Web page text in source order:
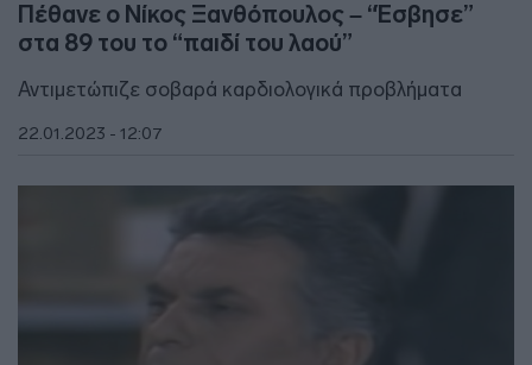
Πέθανε ο Νίκος Ξανθόπουλος – “Έσβησε”
στα 89 του το “παιδί του λαού”
Αντιμετώπιζε σοβαρά καρδιολογικά προβλήματα
22.01.2023 - 12:07